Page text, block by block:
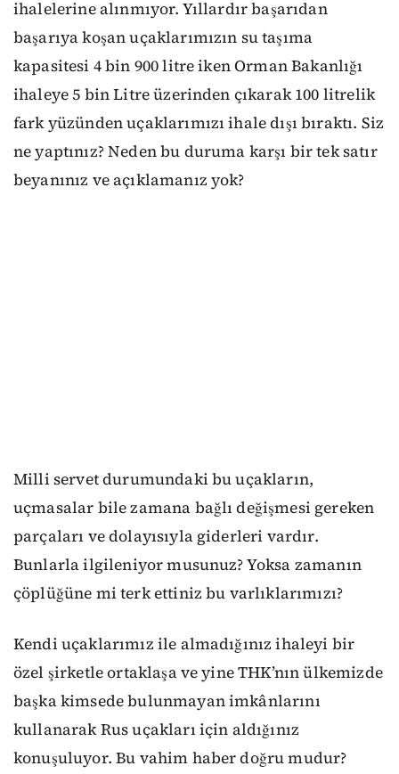
ihalelerine alınmıyor. Yıllardır başarıdan
başarıya koşan uçaklarımızın su taşıma
kapasitesi 4 bin 900 litre iken Orman Bakanlığı
ihaleye 5 bin Litre üzerinden çıkarak 100 litrelik
fark yüzünden uçaklarımızı ihale dışı bıraktı. Siz
ne yaptınız? Neden bu duruma karşı bir tek satır
beyanınız ve açıklamanız yok?
Milli servet durumundaki bu uçakların,
uçmasalar bile zamana bağlı değişmesi gereken
parçaları ve dolayısıyla giderleri vardır.
Bunlarla ilgileniyor musunuz? Yoksa zamanın
çöplüğüne mi terk ettiniz bu varlıklarımızı?
Kendi uçaklarımız ile almadığınız ihaleyi bir
özel şirketle ortaklaşa ve yine THK’nın ülkemizde
başka kimsede bulunmayan imkânlarını
kullanarak Rus uçakları için aldığınız
konuşuluyor. Bu vahim haber doğru mudur?